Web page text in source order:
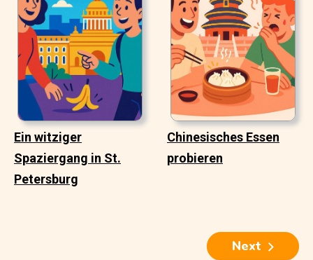
Ein witziger
Spaziergang in St.
Petersburg
Chinesisches Essen
probieren
Next